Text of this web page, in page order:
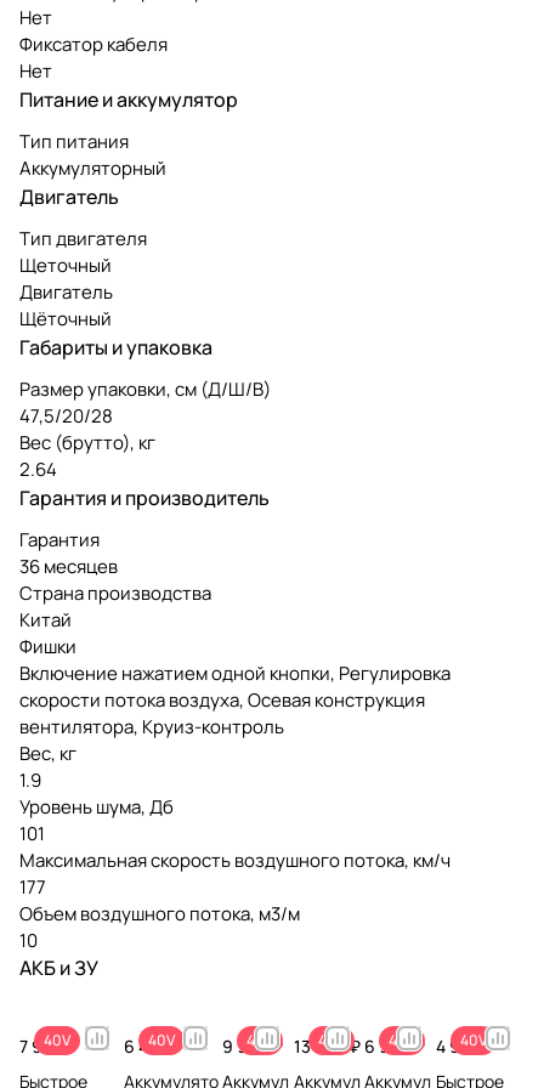
Нет
Фиксатор кабеля
Нет
Питание и аккумулятор
Тип питания
Аккумуляторный
Двигатель
Тип двигателя
Щеточный
Двигатель
Щёточный
Габариты и упаковка
Размер упаковки, см (Д/Ш/В)
47,5/20/28
Вес (брутто), кг
2.64
Гарантия и производитель
Гарантия
36 месяцев
Страна производства
Китай
Фишки
Включение нажатием одной кнопки, Регулировка
скорости потока воздуха, Осевая конструкция
вентилятора, Круиз-контроль
Вес, кг
1.9
Уровень шума, Дб
101
Максимальная скорость воздушного потока, км/ч
177
Объем воздушного потока, м3/м
10
АКБ и ЗУ
40V
7 990 ₽
Быстрое
40V
6 490 ₽
Аккумулято
40V
9 990 ₽
Аккумул
40V
13 990 ₽
Аккумул
40V
6 990 ₽
Аккумул
40V
4 990 ₽
Быстрое